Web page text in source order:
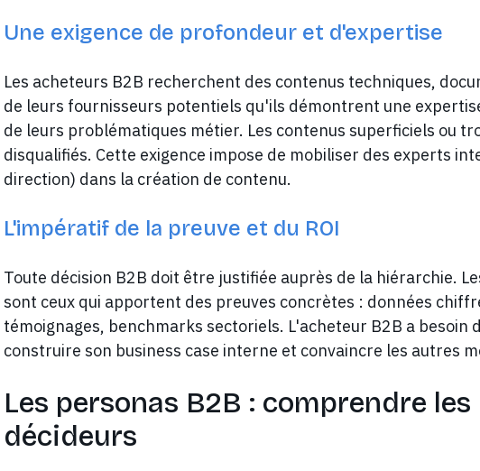
Une exigence de profondeur et d'expertise
Les acheteurs B2B recherchent des contenus techniques,
de leurs fournisseurs potentiels qu'ils démontrent une
de leurs problématiques métier. Les contenus superficiels ou
disqualifiés. Cette exigence impose de mobiliser des experts
direction) dans la création de contenu.
L'impératif de la preuve et du ROI
Toute décision B2B doit être justifiée auprès de la hiérarchie.
sont ceux qui apportent des preuves concrètes : données
témoignages, benchmarks sectoriels. L'acheteur B2B a besoin
construire son business case interne et convaincre les autres
Les personas B2B : comprendre
décideurs